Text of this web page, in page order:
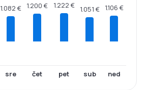
1.082 €
sre
1.200 €
čet
1.222 €
pet
1.051 €
sub
1.106 €
ned